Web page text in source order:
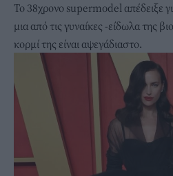
Το 38χρονο supermodel απέδειξε
μια από τις γυναίκες -είδωλα της
κορμί της είναι αψεγάδιαστο.